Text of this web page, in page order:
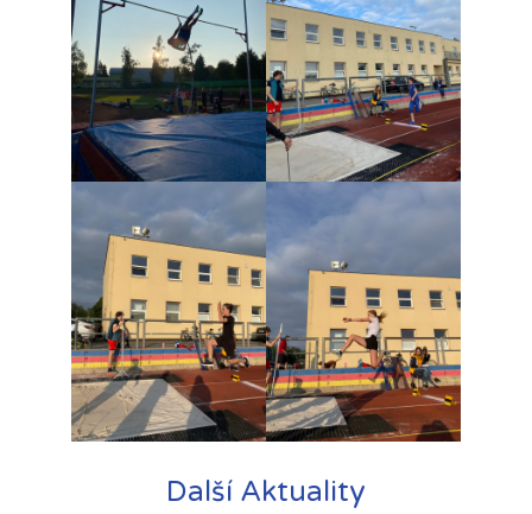
Další Aktuality